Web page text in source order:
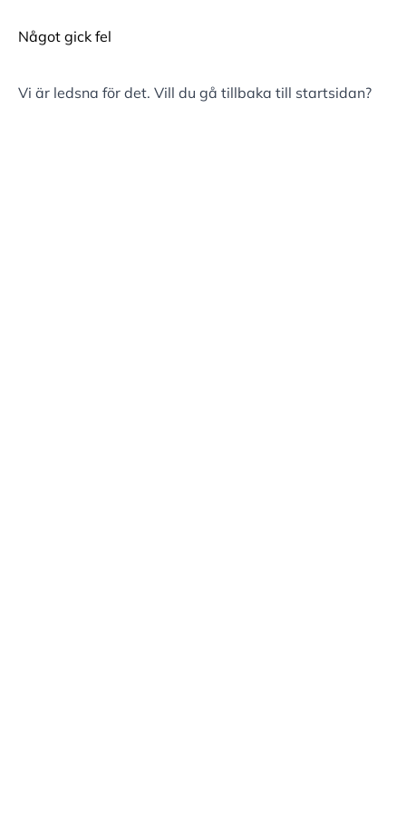
Något gick fel
Vi är ledsna för det. Vill du gå tillbaka till startsidan?